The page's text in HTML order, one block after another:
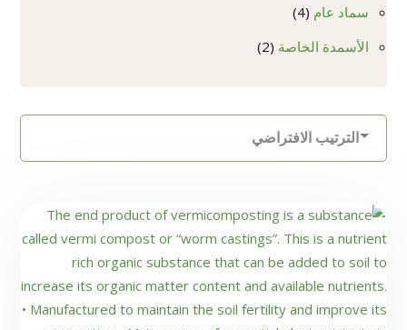
سماد عام 4
4
الأسمدة الخاصة 2
2